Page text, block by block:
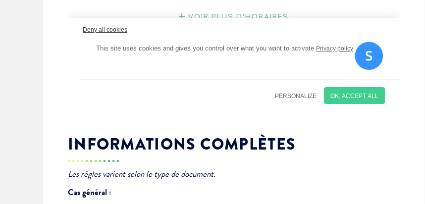
INFORMATIONS COMPLÈTES
Les règles varient selon le type de document.
Cas général :
Newsletter Culture